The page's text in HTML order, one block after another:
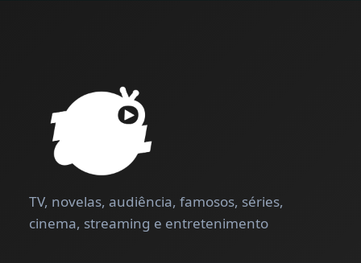
TV, novelas, audiência, famosos, séries,
cinema, streaming e entretenimento